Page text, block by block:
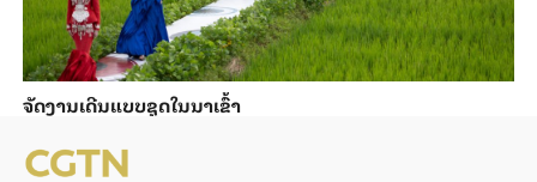
ຈັດງານເດີນແບບຊຸດໃນນາເຂົ້າ